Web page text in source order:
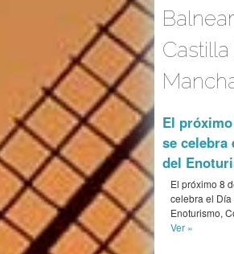
Castilla
El
se celebra
del
El próximo 8
celebra el
Enoturismo,
Ver »